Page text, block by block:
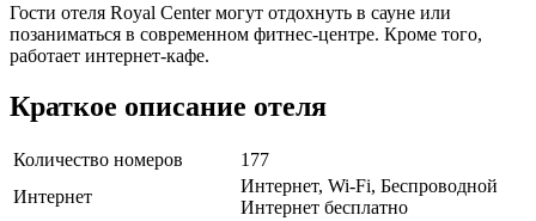
Гости отеля Royal Center могут отдохнуть в сауне или
позаниматься в современном фитнес-центре. Кроме того,
работает интернет-кафе.
Краткое описание отеля
Количество номеров
177
Интернет
Интернет, Wi-Fi, Беспроводной
Интернет бесплатно